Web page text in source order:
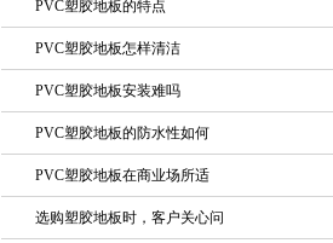
PVC塑胶地板的特点
PVC塑胶地板怎样清洁
PVC塑胶地板安装难吗
PVC塑胶地板的防水性如何
PVC塑胶地板在商业场所适
选购塑胶地板时，客户关心问